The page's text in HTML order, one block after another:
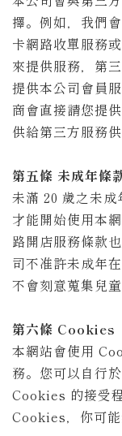
擇。例如，我們
卡網路收單服務
來提供服務，第
提供本公司會員
商會直接請您提
供給第三方服務供
第五條 未成年條
未滿 20 歲之未
才能開始使用本
路開店服務條款
司不准許未成年
不會刻意蒐集兒童
第六條 Cookies
本網站會使用
務。您可以自行
Cookies 的接受
Cookies，你可能